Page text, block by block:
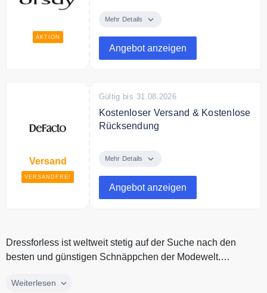
AKTION
von Orsay.de
Mehr Details
Angebot anzeigen
Versand
VERSANDFREI
Gültig bis 31.08.2026
Kostenloser Versand & Kostenlose
Rücksendung
ÜBER €40 – KOSTENLOSE
Mehr Details
Angebot anzeigen
Dressforless ist weltweit stetig auf der Suche nach den
besten und günstigen Schnäppchen der Modewelt.
Dressforless ist weltweit stetig auf der Suche nach den
Weiterlesen